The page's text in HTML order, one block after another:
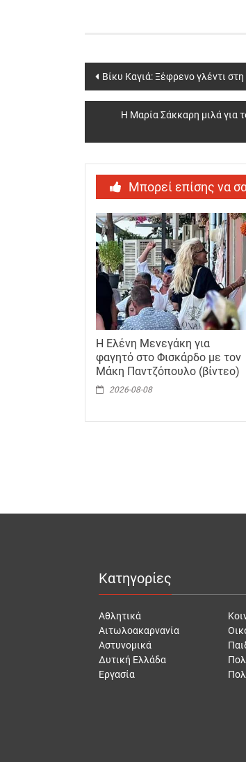
Post
navigation
Βίκυ Καγιά: Ξέφρενο γλέντι
Η Μαρία Σάκκαρη μιλά για
Μπορεί επίσης να
Η Ελένη Μενεγάκη για
φαγητό στο Φισκάρδο με τον
Μάκη Παντζόπουλο (βίντεο)
2026-08-08
Κατηγορίες
Αθλητικά
Αιτωλοακαρνανία
Αστυνομικά
Δυτική Ελλάδα
Εργασία